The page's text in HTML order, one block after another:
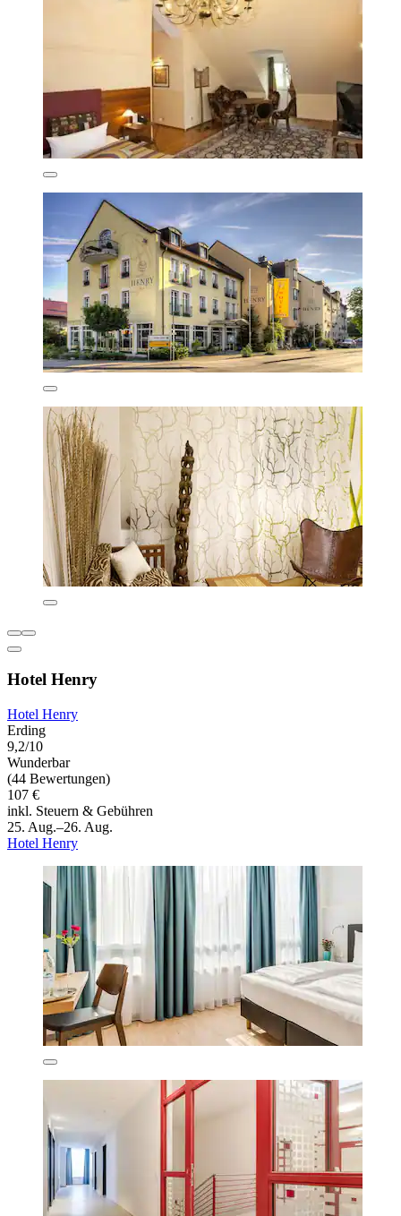
Hotel Henry
Hotel Henry
Erding
9,2/10
Wunderbar
(44 Bewertungen)
107 €
inkl. Steuern & Gebühren
25. Aug.–26. Aug.
Hotel Henry